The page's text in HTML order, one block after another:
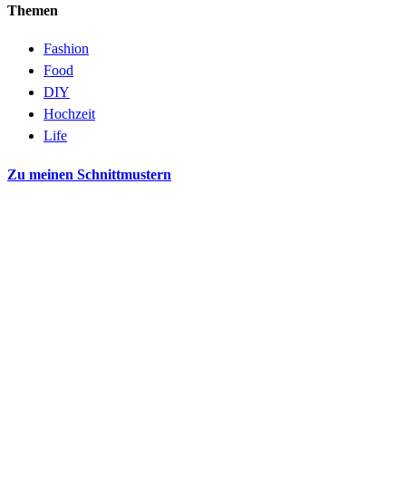
Themen
Fashion
Food
DIY
Hochzeit
Life
Zu meinen Schnittmustern